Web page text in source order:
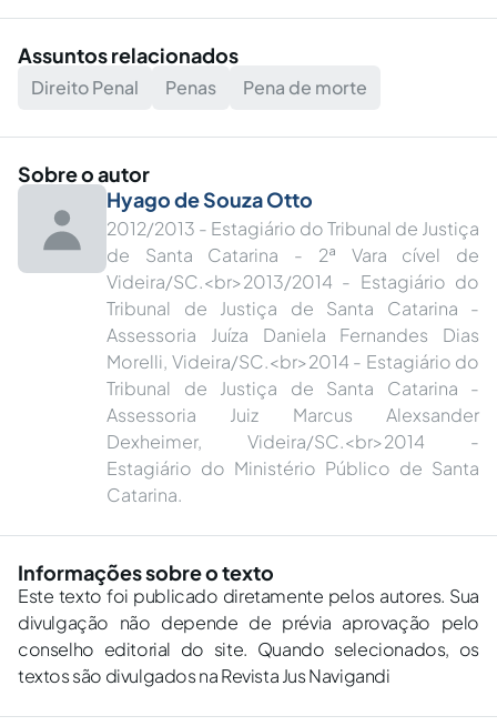
Assuntos relacionados
Direito Penal Penas Pena de morte
Sobre o autor
Hyago de Souza Otto
2012/2013 - Estagiário do Tribunal de Justiça
de Santa Catarina - 2ª Vara cível de
Videira/SC.<br>2013/2014 - Estagiário do
Tribunal de Justiça de Santa Catarina -
Assessoria Juíza Daniela Fernandes Dias
Morelli, Videira/SC.<br>2014 - Estagiário do
Tribunal de Justiça de Santa Catarina -
Assessoria Juiz Marcus Alexsander
Dexheimer, Videira/SC.<br>2014 -
Estagiário do Ministério Público de Santa
Catarina.
Informações sobre o texto
Este texto foi publicado diretamente pelos autores. Sua
divulgação não depende de prévia aprovação pelo
conselho editorial do site. Quando selecionados, os
textos são divulgados na Revista Jus Navigandi